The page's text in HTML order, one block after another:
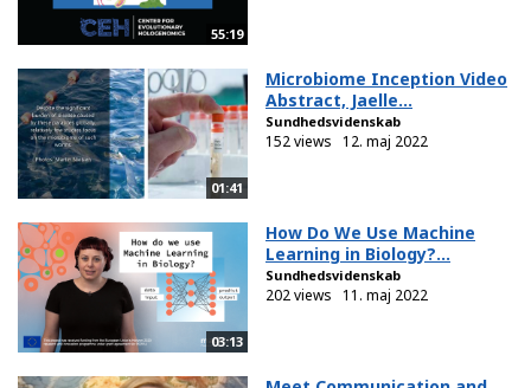
55:19
01:41
Microbiome Inception Video
Abstract, Jaelle...
Sundhedsvidenskab
152 views 12. maj 2022
03:13
How Do We Use Machine
Learning in Biology?...
Sundhedsvidenskab
202 views 11. maj 2022